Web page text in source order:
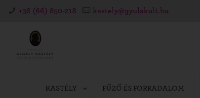
+36 (66) 650-218 kastely@gyulakult.hu
KASTÉLY FŰZŐ ÉS FORRADALOM